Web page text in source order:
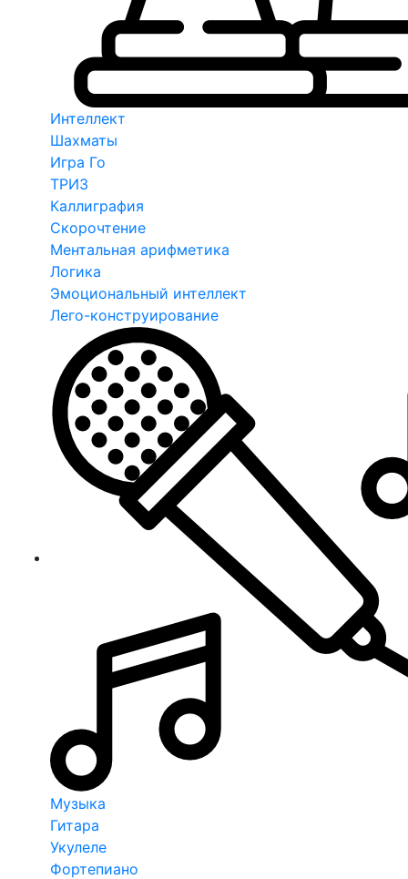
Интеллект
Шахматы
Игра Го
ТРИЗ
Каллиграфия
Скорочтение
Ментальная арифметика
Логика
Эмоциональный интеллект
Лего-конструирование
Музыка
Гитара
Укулеле
Фортепиано